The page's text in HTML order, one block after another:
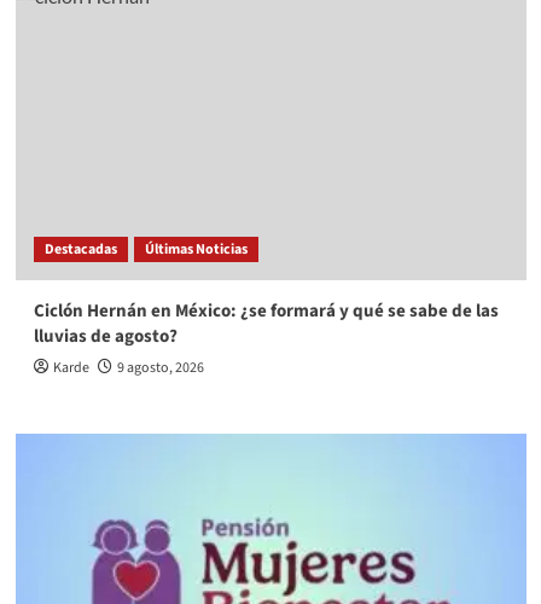
Destacadas Últimas Noticias
Ciclón Hernán en México: ¿se formará y qué se sabe de las
lluvias de agosto?
Karde 9 agosto, 2026